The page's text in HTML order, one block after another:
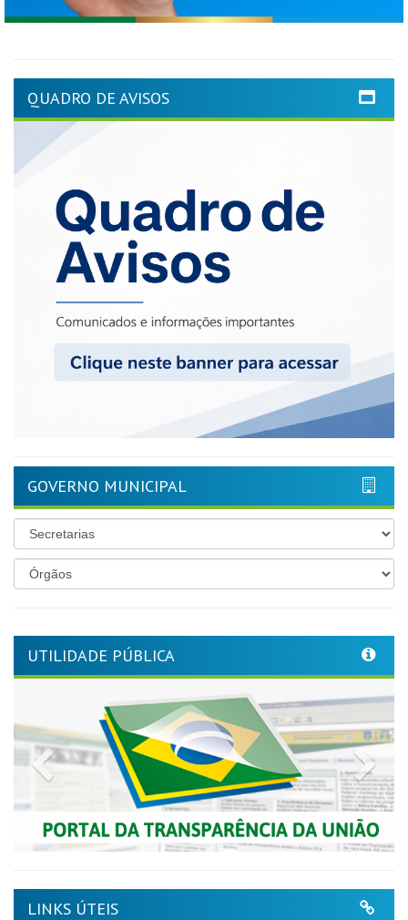
QUADRO DE AVISOS
GOVERNO MUNICIPAL
UTILIDADE PÚBLICA
Previous
LINKS ÚTEIS